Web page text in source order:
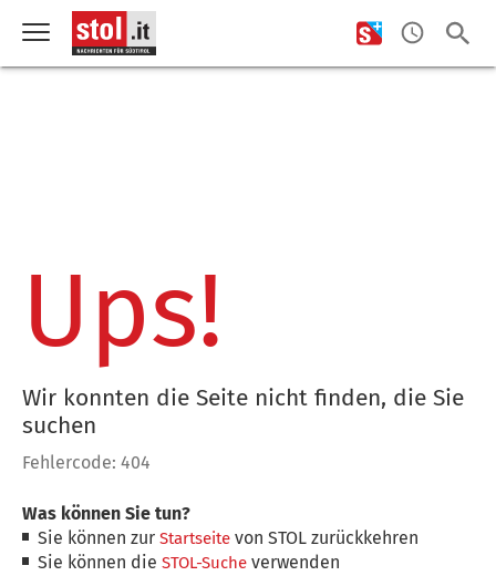
Ups!
Wir konnten die Seite nicht finden, die Sie
suchen
Fehlercode: 404
Was können Sie tun?
Sie können zurStartseite von STOL zurückkehren
Sie können dieSTOL-Suche verwenden